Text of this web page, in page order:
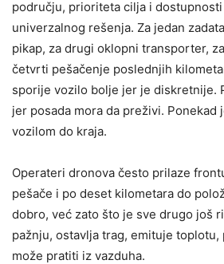
području, prioriteta cilja i dostupnosti
univerzalnog rešenja. Za jedan
pikap, za drugi oklopni transporter,
četvrti pešačenje poslednjih
sporije vozilo bolje jer je diskretnije.
jer posada mora da preživi. Ponekad
vozilom do kraja.
Operateri dronova često prilaze
pešače i po deset kilometara do
dobro, već zato što je sve drugo još
pažnju, ostavlja trag, emituje toplotu,
može pratiti iz vazduha.